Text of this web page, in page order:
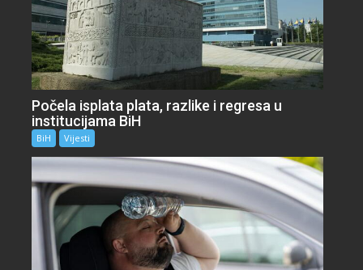
Počela isplata plata, razlike i regresa u
institucijama BiH
BiH Vijesti